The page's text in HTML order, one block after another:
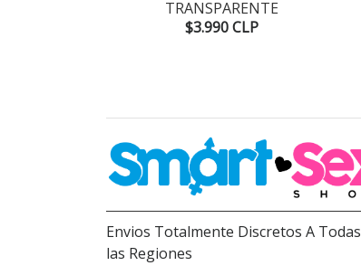
TRANSPARENTE
$3.990 CLP
Envios Totalmente Discretos A Todas
las Regiones